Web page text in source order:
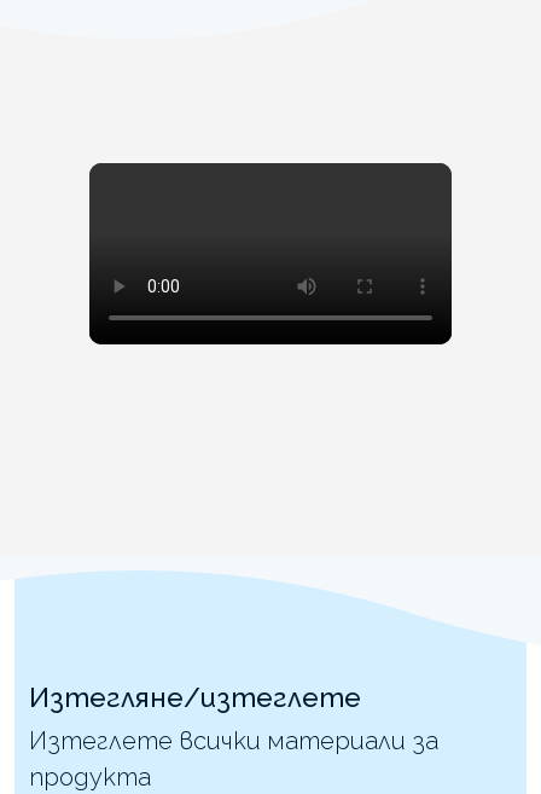
Изтегляне/изтеглете
Изтеглете всички материали за
продукта